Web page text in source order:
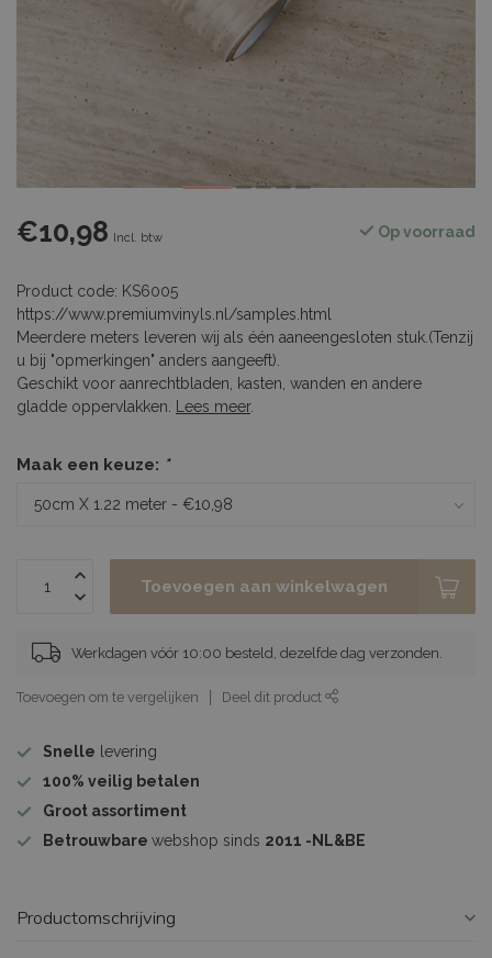
€10,98 Incl. btw Op voorraad
Product code: KS6005
https://www.premiumvinyls.nl/samples.html
Meerdere meters leveren wij als één aaneengesloten stuk.(Tenzij
u bij "opmerkingen" anders aangeeft).
Geschikt voor aanrechtbladen, kasten, wanden en andere
gladde oppervlakken.
Lees meer.
Maak een keuze: *
Toevoegen aan winkelwagen
Werkdagen vóór 10:00 besteld, dezelfde dag verzonden.
Toevoegen om te vergelijken Deel dit product
Snelle levering
100% veilig betalen
Groot assortiment
Betrouwbare webshop sinds 2011 -NL&BE
Productomschrijving